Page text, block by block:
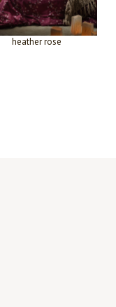
heather rose